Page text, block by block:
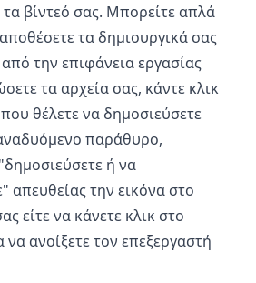
βίντεό σας. Μπορείτε απλά
τα δημιουργικά σας
την επιφάνεια εργασίας
τα αρχεία σας, κάντε κλικ
θέλετε να δημοσιεύσετε
παράθυρο,
ή να
απευθείας την εικόνα στο
είτε να κάνετε κλικ στο
να ανοίξετε τον επεξεργαστή